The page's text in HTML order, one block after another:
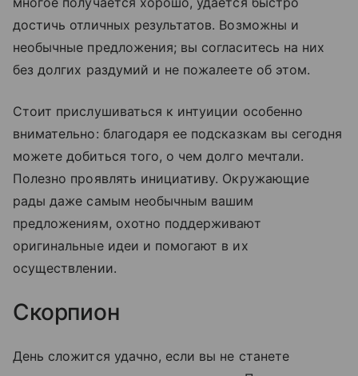
достичь отличных результатов. Возможны и
необычные предложения; вы согласитесь на них
без долгих раздумий и не пожалеете об этом.
Стоит прислушиваться к интуиции особенно
внимательно: благодаря ее подсказкам вы сегодня
можете добиться того, о чем долго мечтали.
Полезно проявлять инициативу. Окружающие
рады даже самым необычным вашим
предложениям, охотно поддерживают
оригинальные идеи и помогают в их
осуществлении.
Скорпион
День сложится удачно, если вы не станете